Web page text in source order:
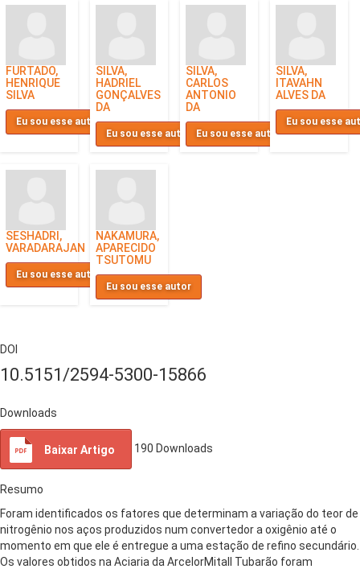
FURTADO,
HENRIQUE
SILVA
Eu sou esse autor
SILVA,
HADRIEL
GONÇALVES
DA
Eu sou esse autor
SILVA,
CARLOS
ANTONIO
DA
Eu sou esse autor
SILVA,
ITAVAHN
ALVES DA
Eu sou esse
SESHADRI,
VARADARAJAN
Eu sou esse autor
NAKAMURA,
APARECIDO
TSUTOMU
Eu sou esse autor
DOI
10.5151/2594-5300-15866
Downloads
Baixar Artigo 190 Downloads
Resumo
Foram identificados os fatores que determinam a variação do teor de
nitrogênio nos aços produzidos num convertedor a oxigênio até o
momento em que ele é entregue a uma estação de refino secundário.
Os valores obtidos na Aciaria da ArcelorMitall Tubarão foram